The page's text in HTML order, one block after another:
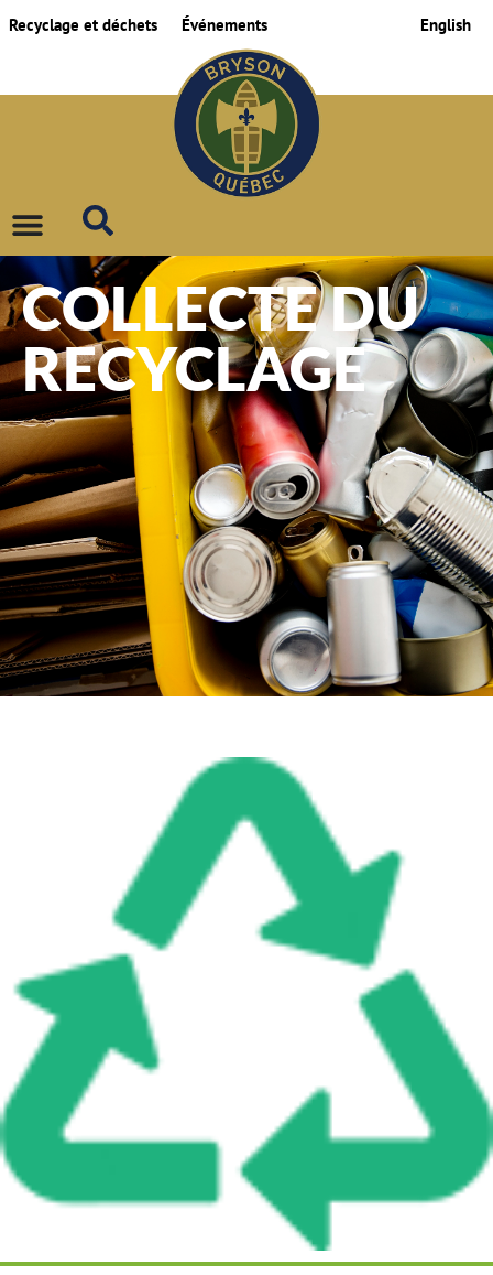
Recyclage et déchets Événements English
COLLECTE DU
RECYCLAGE